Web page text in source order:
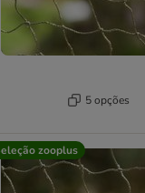
5 opções
zooplus